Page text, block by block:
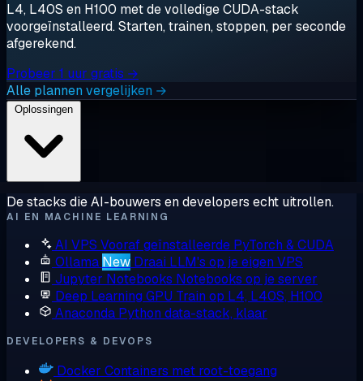
L4, L40S en H100 met de volledige CUDA-stack
voorgeïnstalleerd. Starten, trainen, stoppen, per seconde
afgerekend.
Probeer 1 uur gratis →
Alle plannen vergelijken →
De stacks die AI-bouwers en developers echt uitrollen.
AI EN MACHINE LEARNING
AI VPS Vooraf geïnstalleerde PyTorch & CUDA
Ollama New Draai LLM's op je eigen VPS
Jupyter Notebooks Notebooks op je server
Deep Learning GPU Train op L4, L40S, H100
Anaconda Python data-stack, klaar
DEVELOPERS & DEVOPS
Docker Containers met root-toegang